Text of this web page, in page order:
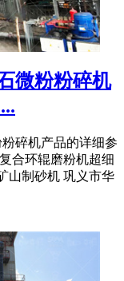
微粉粉碎机
碎机产品的详细参
合环辊磨粉机超细
山制砂机 巩义市华